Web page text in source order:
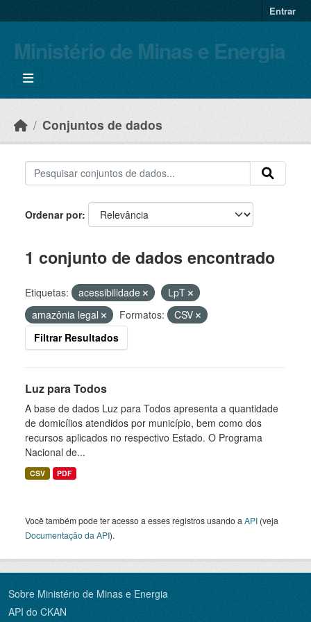
Entrar
Ministério de Minas e Energia
Conjuntos de dados
Ordenar por
1 conjunto de dados encontrado
Etiquetas: acessibilidade
LpT
amazônia legal
Formatos:
CSV
Filtrar Resultados
Luz para Todos
A base de dados Luz para Todos apresenta a quantidade
de domicílios atendidos por município, bem como dos
recursos aplicados no respectivo Estado. O Programa
Nacional de...
CSV PDF
Você também pode ter acesso a esses registros usando a API (veja
Documentação da API).
Sobre Ministério de Minas e Energia
API do CKAN